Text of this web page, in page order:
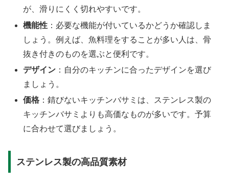
が、滑りにくく切れやすいです。
機能性 ：必要な機能が付いているかどうか確認しま
しょう。例えば、魚料理をすることが多い人は、骨
抜き付きのものを選ぶと便利です。
デザイン ：自分のキッチンに合ったデザインを選び
ましょう。
価格 ：錆びないキッチンバサミは、ステンレス製の
キッチンバサミよりも高価なものが多いです。予算
に合わせて選びましょう。
ステンレス製の高品質素材